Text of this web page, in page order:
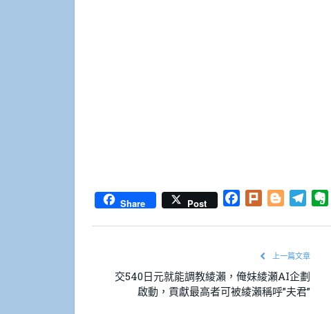
Share Post Facebook
Plurk Blogger
上一篇文章
交540日元就能調教綾瀨，俺妹綾瀬AI企劃
啟動，貢獻最高者可被綾瀨稱呼”夫君”